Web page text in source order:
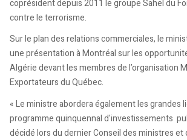
coprésident depuis 2011 le groupe Sahel du
contre le terrorisme.
Sur le plan des relations commerciales, le
une présentation à Montréal sur les
Algérie devant les membres de l’organisation
Exportateurs du Québec.
« Le ministre abordera également les grandes
programme quinquennal d'investissements
décidé lors du dernier Conseil des ministres